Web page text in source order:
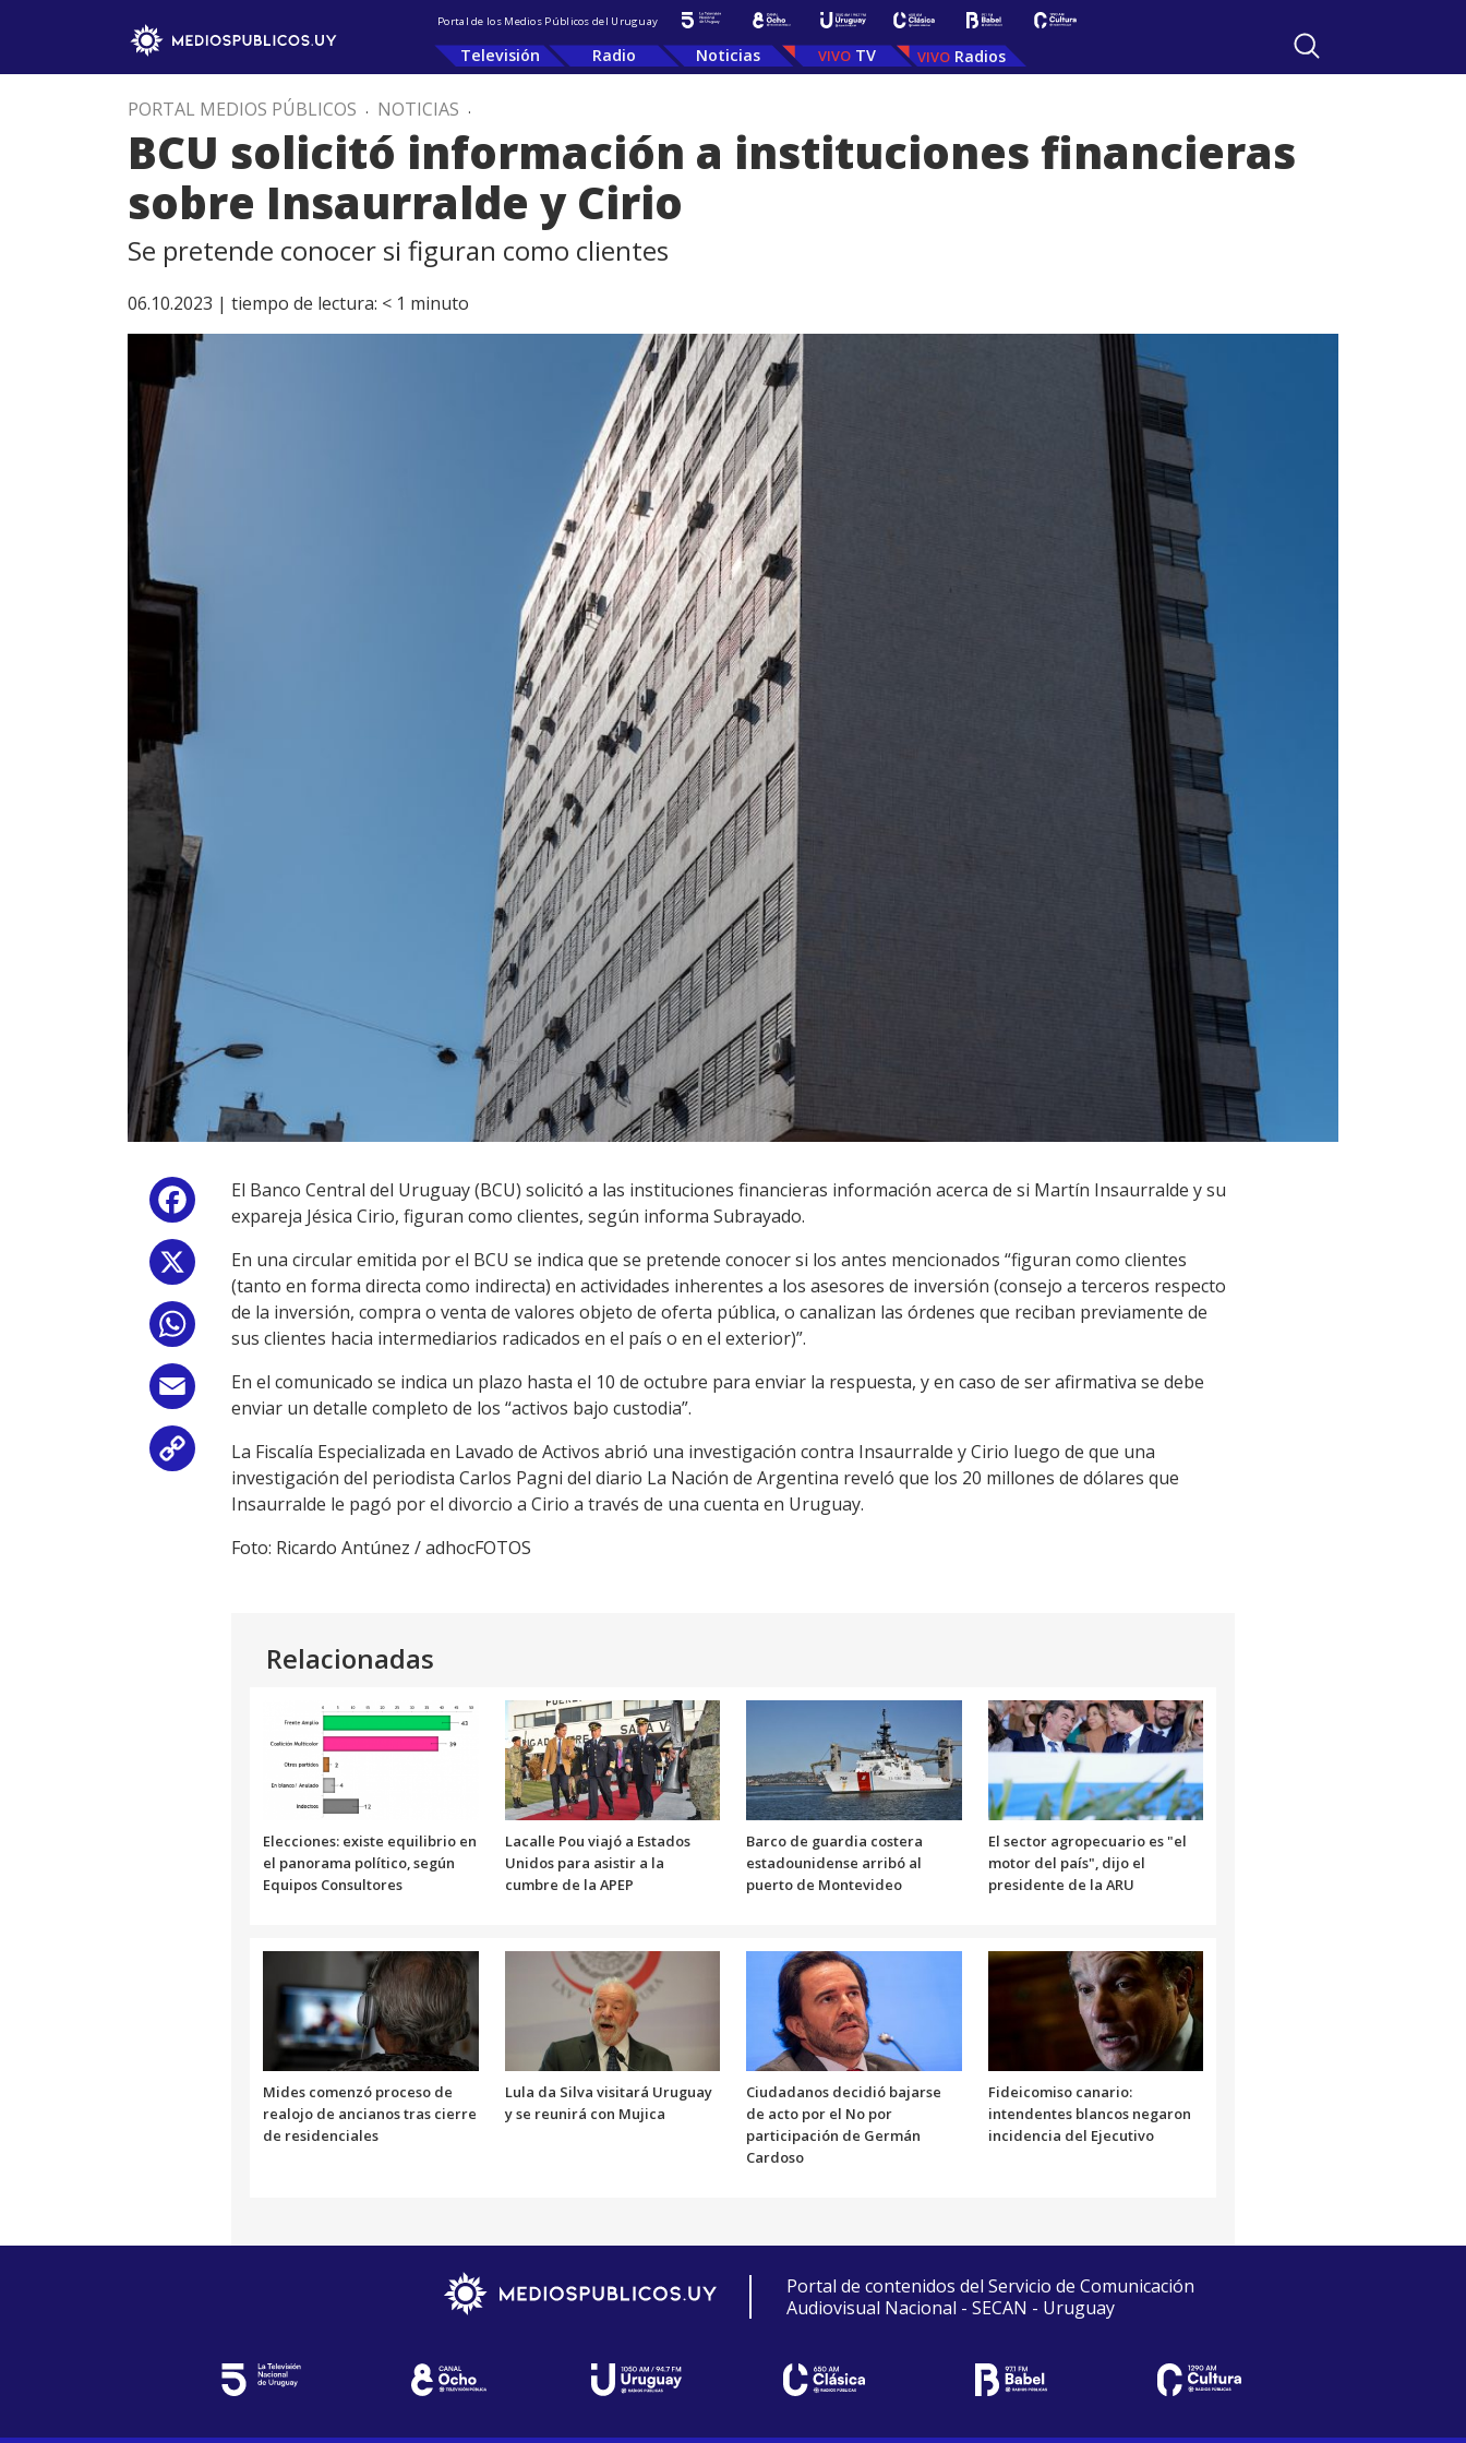
Portal de los Medios Públicos del Uruguay
Televisión Radio Noticias TV Radios
PORTAL MEDIOS PÚBLICOS . NOTICIAS .
BCU solicitó información a instituciones financieras
sobre Insaurralde y Cirio
Se pretende conocer si figuran como clientes
06.10.2023 | tiempo de lectura: < 1 minuto
Facebook
WhatsApp
Email
Copy
Link
El Banco Central del Uruguay (BCU) solicitó a las instituciones financieras información acerca de si Martín Insaurralde y su
expareja Jésica Cirio, figuran como clientes, según informa Subrayado.
En una circular emitida por el BCU se indica que se pretende conocer si los antes mencionados “figuran como clientes
(tanto en forma directa como indirecta) en actividades inherentes a los asesores de inversión (consejo a terceros respecto
de la inversión, compra o venta de valores objeto de oferta pública, o canalizan las órdenes que reciban previamente de
sus clientes hacia intermediarios radicados en el país o en el exterior)”.
En el comunicado se indica un plazo hasta el 10 de octubre para enviar la respuesta, y en caso de ser afirmativa se debe
enviar un detalle completo de los “activos bajo custodia”.
La Fiscalía Especializada en Lavado de Activos abrió una investigación contra Insaurralde y Cirio luego de que una
investigación del periodista Carlos Pagni del diario La Nación de Argentina reveló que los 20 millones de dólares que
Insaurralde le pagó por el divorcio a Cirio a través de una cuenta en Uruguay.
Foto: Ricardo Antúnez / adhocFOTOS
Relacionadas
Elecciones: existe equilibrio en
el panorama político, según
Equipos Consultores
Lacalle Pou viajó a Estados
Unidos para asistir a la
cumbre de la APEP
Barco de guardia costera
estadounidense arribó al
puerto de Montevideo
El sector agropecuario es "el
motor del país", dijo el
presidente de la ARU
Mides comenzó proceso de
realojo de ancianos tras cierre
de residenciales
Lula da Silva visitará Uruguay
y se reunirá con Mujica
Ciudadanos decidió bajarse
de acto por el No por
participación de Germán
Cardoso
Fideicomiso canario:
intendentes blancos negaron
incidencia del Ejecutivo
Portal de contenidos del Servicio de Comunicación
Audiovisual Nacional - SECAN - Uruguay